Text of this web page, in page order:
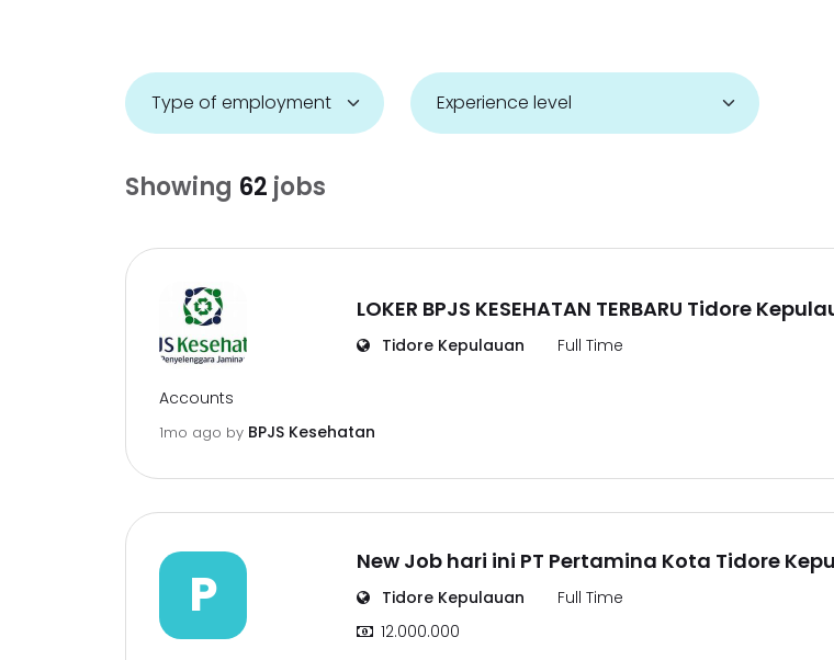
Showing 62 jobs
LOKER BPJS KESEHATAN TERBARU Tidore
Tidore Kepulauan Full Time
Accounts
1mo ago by BPJS Kesehatan
P
New Job hari ini PT Pertamina Kota Tidore
Tidore Kepulauan
Full Time
12.000.000